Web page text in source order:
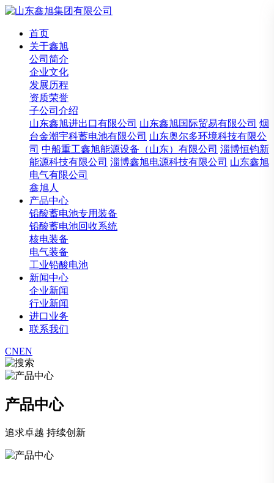
首页
关于鑫旭
公司简介
企业文化
发展历程
资质荣誉
子公司介绍
山东鑫旭进出口有限公司 山东鑫旭国际贸易有限公司 烟
台金潮宇科蓄电池有限公司 山东奥尔多环境科技有限公
司 中船重工鑫旭能源设备（山东）有限公司 淄博恒钧新
能源科技有限公司 淄博鑫旭电源科技有限公司 山东鑫旭
电气有限公司
鑫旭人
产品中心
铅酸蓄电池专用装备
铅酸蓄电池回收系统
核电装备
电气装备
工业铅酸电池
新闻中心
企业新闻
行业新闻
进口业务
联系我们
CNEN
产品中心
追求卓越 持续创新